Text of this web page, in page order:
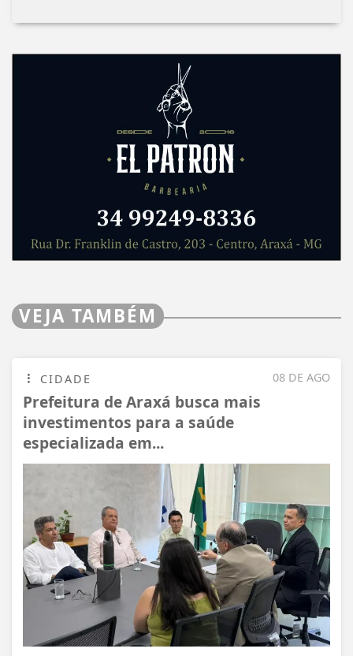
VEJA TAMBÉM
08 DE AGO
CIDADE
Prefeitura de Araxá busca mais
investimentos para a saúde
especializada em...